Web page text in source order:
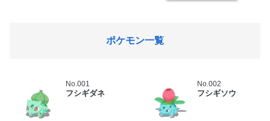
ポケモン一覧
No.001
フシギダネ
No.002
フシギソウ